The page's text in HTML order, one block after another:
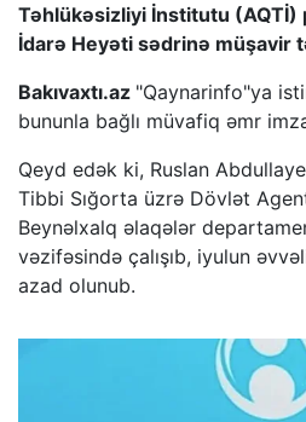
Təhlükəsizliyi İnstitutu (AQTİ)
İdarə Heyəti sədrinə müşavir
Bakıvaxtı.az "Qaynarinfo"ya
bununla bağlı müvafiq əmr
Qeyd edək ki, Ruslan
Tibbi Sığorta üzrə Dövlət
Beynəlxalq əlaqələr
vəzifəsində çalışıb, iyulun
azad olunub.